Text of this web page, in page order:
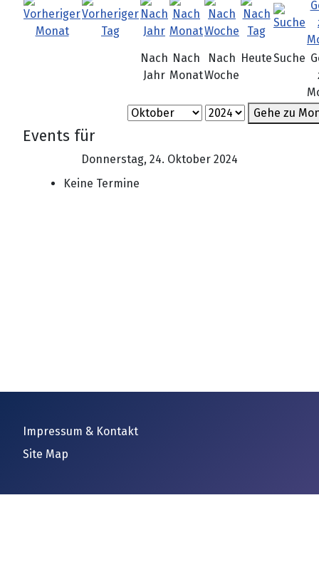
Nach
Jahr
Nach
Monat
Nach
Woche
HeuteSuche
Gehe zu
Events für
Donnerstag, 24. Oktober 2024
Keine Termine
Impressum & Kontakt
Site Map